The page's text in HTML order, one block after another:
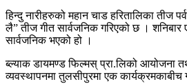
हिन्दु नारीहरुको महान चाड हरितालिका तीज
लै” तीज गीत सार्वजनिक गरिएको छ ।
सार्वजनिक भएको हो ।
ब्ल्याक डायमण्ड फिल्मस् प्रा.लिको आयोजना
व्यवस्थापनमा तुलसीपुरमा एक कार्यक्रमकाबीच